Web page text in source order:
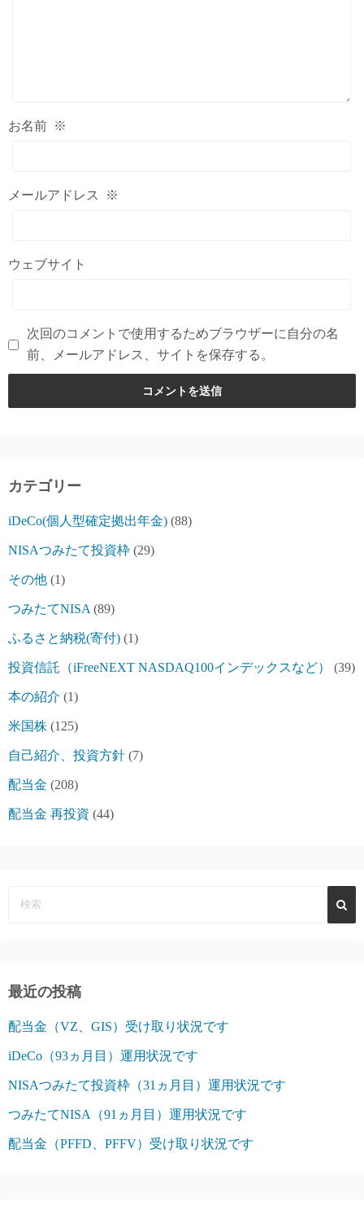
お名前 ※
メールアドレス ※
ウェブサイト
次回のコメントで使用するためブラウザーに自分の名
前、メールアドレス、サイトを保存する。
カテゴリー
iDeCo(個人型確定拠出年金) (88)
NISAつみたて投資枠 (29)
その他 (1)
つみたてNISA(89)
ふるさと納税(寄付) (1)
投資信託（iFreeNEXT NASDAQ100インデックスなど） (39)
本の紹介 (1)
米国株 (125)
自己紹介、投資方針 (7)
配当金 (208)
配当金 再投資 (44)
最近の投稿
配当金（VZ、GIS）受け取り状況です
iDeCo（93ヵ月目）運用状況です
NISAつみたて投資枠（31ヵ月目）運用状況です
つみたてNISA（91ヵ月目）運用状況です
配当金（PFFD、PFFV）受け取り状況です